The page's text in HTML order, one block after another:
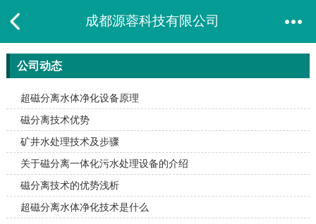
成都源蓉科技有限公司
公司动态
超磁分离水体净化设备原理
磁分离技术优势
矿井水处理技术及步骤
关于磁分离一体化污水处理设备的介绍
磁分离技术的优势浅析
超磁分离水体净化技术是什么